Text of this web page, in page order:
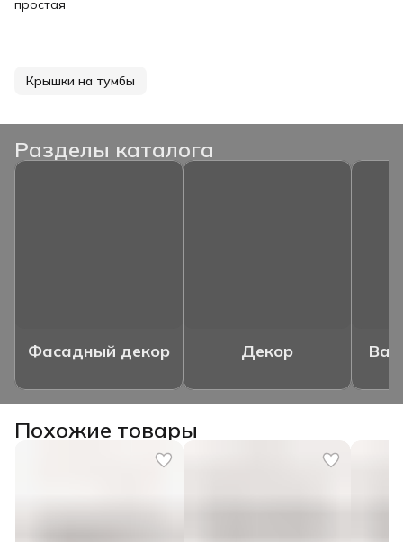
простая
Крышки на тумбы
Разделы каталога
Фасадный декор Декор
Похожие товары